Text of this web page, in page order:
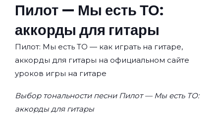
Пилот — Мы есть ТО:
аккорды для гитары
Пилот: Мы есть ТО — как играть на гитаре,
аккорды для гитары на официальном сайте
уроков игры на гитаре
Выбор тональности песни Пилот — Мы есть ТО:
аккорды для гитары